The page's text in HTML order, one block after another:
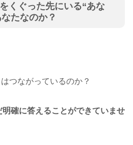
くぐった先にいる“あな
たなのか？
つながっているのか？
明確に答えることができていませ